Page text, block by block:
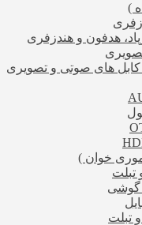
)
هدفون و هندزفری
کابل های صوتی و تصویری
خوان )
تبلت
گوشی
تبلت